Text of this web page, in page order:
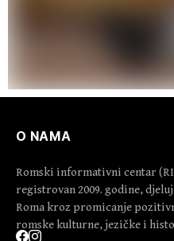
O NAMA
Romski informativni centar
registrovan 2009. godine,
Roma kroz promicanje
romske kulturne, jezičke i